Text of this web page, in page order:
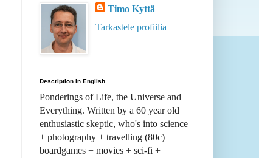
Timo Kyttä
Tarkastele profiilia
Description in English
Ponderings of Life, the Universe and
Everything. Written by a 60 year old
enthusiastic skeptic, who's into science
+ photography + travelling (80c) +
boardgames + movies + sci-fi +